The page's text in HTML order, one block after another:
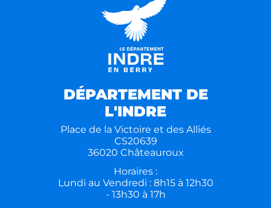
DÉPARTEMENT DE
L'INDRE
Place de la Victoire et des Alliés
CS20639
36020 Châteauroux
Horaires :
Lundi au Vendredi : 8h15 à 12h30
- 13h30 à 17h